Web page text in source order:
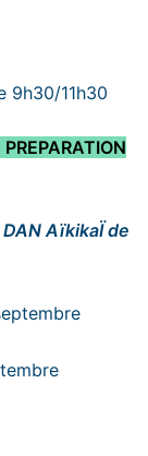
9h30/11h30
DAN AïkikaÏ de